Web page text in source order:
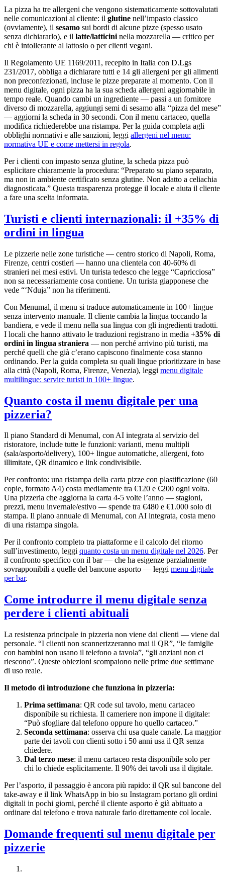
La pizza ha tre allergeni che vengono sistematicamente sottovalutati
nelle comunicazioni al cliente: il glutine nell’impasto classico
(ovviamente), il sesamo sui bordi di alcune pizze (spesso usato
senza dichiararlo), e il latte/latticini nella mozzarella — critico per
chi è intollerante al lattosio o per clienti vegani.
Il Regolamento UE 1169/2011, recepito in Italia con D.Lgs
231/2017, obbliga a dichiarare tutti e 14 gli allergeni per gli alimenti
non preconfezionati, incluse le pizze preparate al momento. Con il
menu digitale, ogni pizza ha la sua scheda allergeni aggiornabile in
tempo reale. Quando cambi un ingrediente — passi a un fornitore
diverso di mozzarella, aggiungi semi di sesamo alla “pizza del mese”
— aggiorni la scheda in 30 secondi. Con il menu cartaceo, quella
modifica richiederebbe una ristampa. Per la guida completa agli
obblighi normativi e alle sanzioni, leggi allergeni nel menu:
normativa UE e come mettersi in regola.
Per i clienti con impasto senza glutine, la scheda pizza può
esplicitare chiaramente la procedura: “Preparato su piano separato,
ma non in ambiente certificato senza glutine. Non adatto a celiachia
diagnosticata.” Questa trasparenza protegge il locale e aiuta il cliente
a fare una scelta informata.
Turisti e clienti internazionali: il +35% di
ordini in lingua
Le pizzerie nelle zone turistiche — centro storico di Napoli, Roma,
Firenze, centri costieri — hanno una clientela con 40-60% di
stranieri nei mesi estivi. Un turista tedesco che legge “Capricciosa”
non sa necessariamente cosa contiene. Un turista giapponese che
vede “‘Nduja” non ha riferimenti.
Con Menumal, il menu si traduce automaticamente in 100+ lingue
senza intervento manuale. Il cliente cambia la lingua toccando la
bandiera, e vede il menu nella sua lingua con gli ingredienti tradotti.
I locali che hanno attivato le traduzioni registrano in media +35% di
ordini in lingua straniera — non perché arrivino più turisti, ma
perché quelli che già c’erano capiscono finalmente cosa stanno
ordinando. Per la guida completa su quali lingue prioritizzare in base
alla città (Napoli, Roma, Firenze, Venezia), leggi menu digitale
multilingue: servire turisti in 100+ lingue.
Quanto costa il menu digitale per una
pizzeria?
Il piano Standard di Menumal, con AI integrata al servizio del
ristoratore, include tutte le funzioni: varianti, menu multipli
(sala/asporto/delivery), 100+ lingue automatiche, allergeni, foto
illimitate, QR dinamico e link condivisibile.
Per confronto: una ristampa della carta pizze con plastificazione (60
copie, formato A4) costa mediamente tra €120 e €200 ogni volta.
Una pizzeria che aggiorna la carta 4-5 volte l’anno — stagioni,
prezzi, menu invernale/estivo — spende tra €480 e €1.000 solo di
stampa. Il piano annuale di Menumal, con AI integrata, costa meno
di una ristampa singola.
Per il confronto completo tra piattaforme e il calcolo del ritorno
sull’investimento, leggi quanto costa un menu digitale nel 2026. Per
il confronto specifico con il bar — che ha esigenze parzialmente
sovrapponibili a quelle del bancone asporto — leggi menu digitale
per bar.
Come introdurre il menu digitale senza
perdere i clienti abituali
La resistenza principale in pizzeria non viene dai clienti — viene dal
personale. “I clienti non scannerizzeranno mai il QR”, “le famiglie
con bambini non usano il telefono a tavola”, “gli anziani non ci
riescono”. Queste obiezioni scompaiono nelle prime due settimane
di uso reale.
Il metodo di introduzione che funziona in pizzeria:
Prima settimana: QR code sul tavolo, menu cartaceo
disponibile su richiesta. Il cameriere non impone il digitale:
“Può sfogliare dal telefono oppure ho quello cartaceo.”
Seconda settimana: osserva chi usa quale canale. La maggior
parte dei tavoli con clienti sotto i 50 anni usa il QR senza
chiedere.
Dal terzo mese: il menu cartaceo resta disponibile solo per
chi lo chiede esplicitamente. Il 90% dei tavoli usa il digitale.
Per l’asporto, il passaggio è ancora più rapido: il QR sul bancone del
take-away e il link WhatsApp in bio su Instagram portano gli ordini
digitali in pochi giorni, perché il cliente asporto è già abituato a
ordinare dal telefono e trova naturale farlo direttamente col locale.
Domande frequenti sul menu digitale per
pizzerie